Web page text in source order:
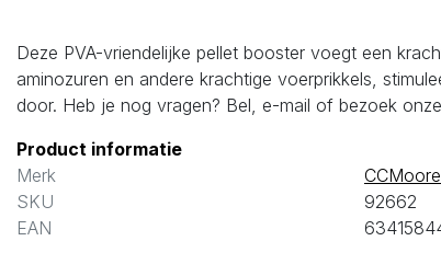
Deze PVA-vriendelijke pellet booster voegt een
aminozuren en andere krachtige voerprikkels,
door. Heb je nog vragen? Bel, e-mail of bezoek
Product informatie
Merk
CCMoore
SKU
92662
EAN